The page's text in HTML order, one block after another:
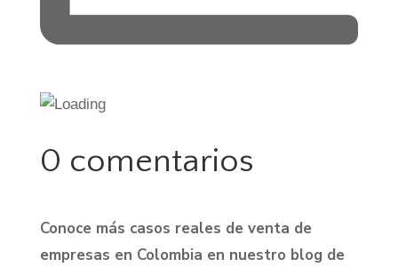
0 comentarios
Conoce más casos reales de venta de
empresas en Colombia en nuestro blog de